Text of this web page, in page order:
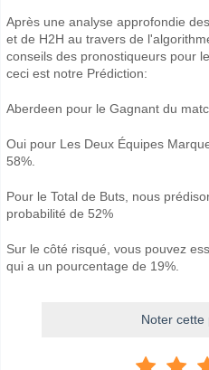
Après une analyse approfondie
et de H2H au travers de
conseils des pronostiqueurs pour
ceci est notre Prédiction:
Aberdeen pour le Gagnant du
Oui pour Les Deux Équipes
58%.
Pour le Total de Buts, nous
probabilité de 52%
Sur le côté risqué, vous pouvez
qui a un pourcentage de 19%.
Noter cette